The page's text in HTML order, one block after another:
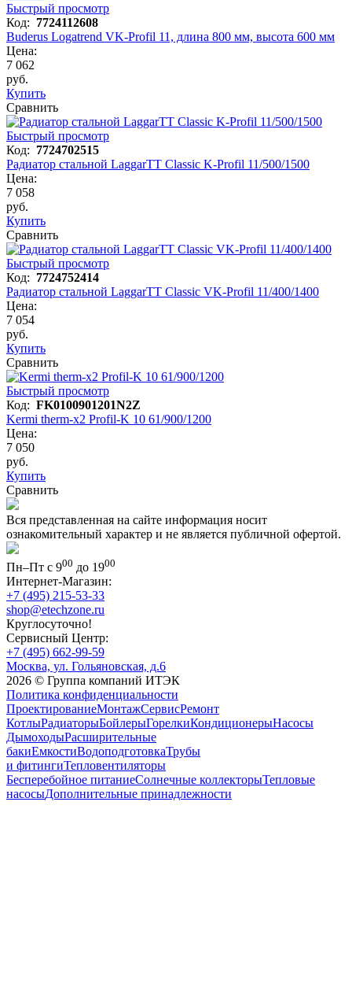
Быстрый просмотр
Код: 7724112608
Buderus Logatrend VK-Profil 11, длина 800 мм, высота 600 мм
Цена:
7 062
руб.
Купить
Сравнить
Быстрый просмотр
Код: 7724702515
Радиатор стальной LaggarTT Classic K-Profil 11/500/1500
Цена:
7 058
руб.
Купить
Сравнить
Быстрый просмотр
Код: 7724752414
Радиатор стальной LaggarTT Classic VK-Profil 11/400/1400
Цена:
7 054
руб.
Купить
Сравнить
Быстрый просмотр
Код: FK0100901201N2Z
Kermi therm-x2 Profil-K 10 61/900/1200
Цена:
7 050
руб.
Купить
Сравнить
Вся представленная на сайте информация носит
ознакомительный характер и не является публичной офертой.
Пн–Пт с 900 до 1900
Интернет-Магазин:
+7 (495) 215-53-33
shop@etechzone.ru
Круглосуточно!
Сервисный Центр:
+7 (495) 662-99-59
Москва, ул. Гольяновская, д.6
2026 © Группа компаний ИТЭК
Политика конфиденциальности
ПроектированиеМонтажСервисРемонт
КотлыРадиаторыБойлерыГорелкиКондиционерыНасосы
ДымоходыРасширительные
бакиЕмкостиВодоподготовкаТрубы
и фитингиТепловентиляторы
Бесперебойное питаниеСолнечные коллекторыТепловые
насосыДополнительные принадлежности